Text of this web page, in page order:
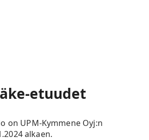
etuudet
on UPM-Kymmene Oyj:n
alkaen.